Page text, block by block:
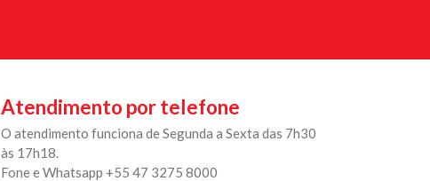
Atendimento por telefone
O atendimento funciona de Segunda a Sexta das 7h30
às 17h18.
Fone e Whatsapp +55 47 3275 8000